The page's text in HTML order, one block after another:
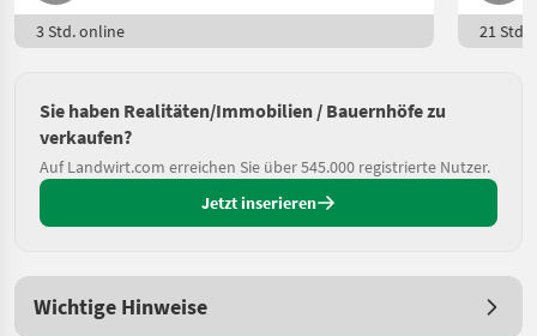
3 Std. online 21 Std.
Sie haben Realitäten/Immobilien / Bauernhöfe zu
verkaufen?
Auf Landwirt.com erreichen Sie über 545.000 registrierte Nutzer.
Jetzt inserieren
Wichtige Hinweise